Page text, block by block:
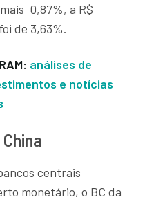
0,87%, a R$
de 3,63%.
análises de
e notícias
centrais
monetário, o BC da